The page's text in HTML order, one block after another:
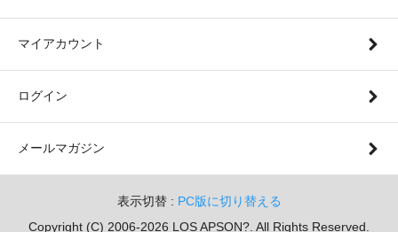
マイアカウント
ログイン
メールマガジン
表示切替 : PC版に切り替える
Copyright (C) 2006-2026 LOS APSON?. All Rights Reserved.